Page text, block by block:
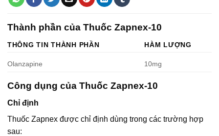
Thành phần của Thuốc Zapnex-10
THÔNG TIN THÀNH PHẦN HÀM LƯỢNG
Olanzapine 10mg
Công dụng của Thuốc Zapnex-10
Chỉ định
Thuốc Zapnex được chỉ định dùng trong các trường hợp
sau: